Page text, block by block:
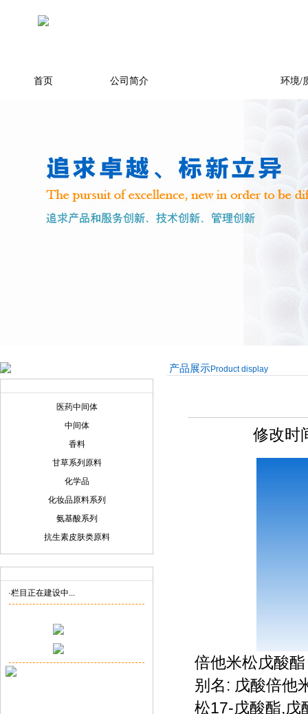
首页 公司简介 环境/
医药中间体
中间体
香料
甘草系列原料
化学品
化妆品原料系列
氨基酸系列
抗生素皮肤类原料
·栏目正在建设中...
产品展示Product display
修改时
倍他米松戊酸酯
别名: 戊酸倍他
松17-戊酸酯,戊